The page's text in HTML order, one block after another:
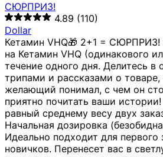
СЮРПРИЗ!
4.89 (110)
Dollar
Кетамин VHQ🎁 2+1 = СЮРПРИЗ!
на Кетамин VHQ (одинакового
течение одного дня. Делитесь в
трипами и рассказами о
желающий понимал, с чем он
приятно почитать ваши
равный среднему весу двух
Начальная дозировка
Идеально подходит для первого
новичков. Перенесет вас в